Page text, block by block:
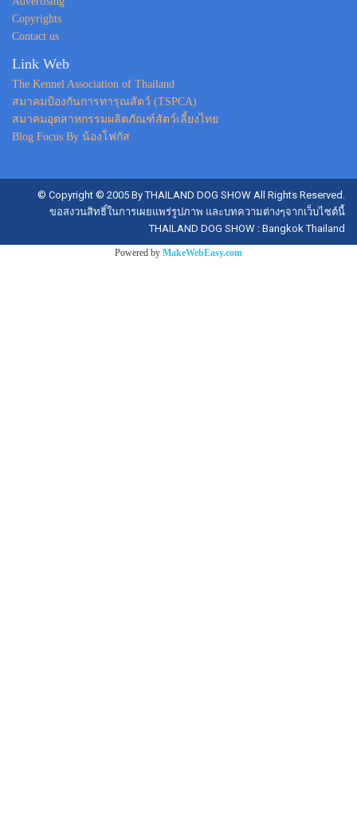
Copyrights
Contact us
Link Web
The Kennel Association of Thailand
สมาคมป้องกันการทารุณสัตว์ (TSPCA)
สมาคมอุตสาหกรรมผลิตภัณฑ์สัตว์เลี้ยงไทย
Blog Focus By น้องโฟกัส
© Copyright © 2005 By THAILAND DOG SHOW All Rights Reserved.
ขอสงวนสิทธิ์ในการเผยแพร่รูปภาพ และบทความต่างๆจากเว็บไซต์นี้
THAILAND DOG SHOW : Bangkok Thailand
Powered by MakeWebEasy.com